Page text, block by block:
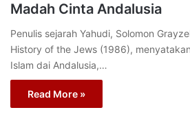
Madah Cinta Andalusia
Penulis sejarah Yahudi, Solomon
History of the Jews (1986),
Islam dai Andalusia,…
Read More »